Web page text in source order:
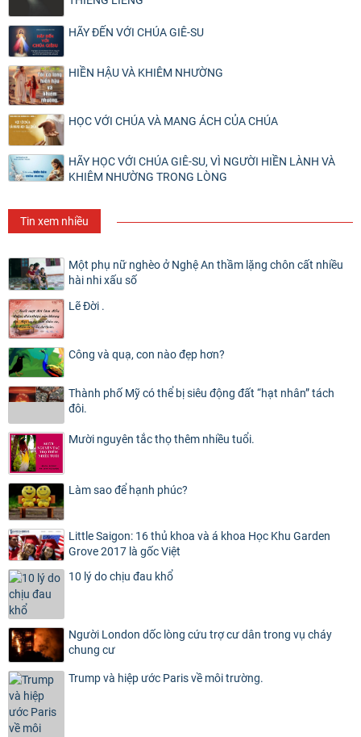
HÃY ĐẾN VỚI CHÚA GIÊ-SU
HIỀN HẬU VÀ KHIÊM NHƯỜNG
HỌC VỚI CHÚA VÀ MANG ÁCH CỦA CHÚA
HÃY HỌC VỚI CHÚA GIÊ-SU, VÌ NGƯỜI HIỀN LÀNH VÀ
KHIÊM NHƯỜNG TRONG LÒNG
Tin xem nhiều
Một phụ nữ nghèo ở Nghệ An thầm lặng chôn cất nhiều
hài nhi xấu số
Lẽ Đời .
Công và quạ, con nào đẹp hơn?
Thành phố Mỹ có thể bị siêu động đất “hạt nhân” tách
đôi.
Mười nguyên tắc thọ thêm nhiều tuổi.
Làm sao để hạnh phúc?
Little Saigon: 16 thủ khoa và á khoa Học Khu Garden
Grove 2017 là gốc Việt
10 lý do chịu đau khổ
Người London dốc lòng cứu trợ cư dân trong vụ cháy
chung cư
Trump và hiệp ước Paris về môi trường.